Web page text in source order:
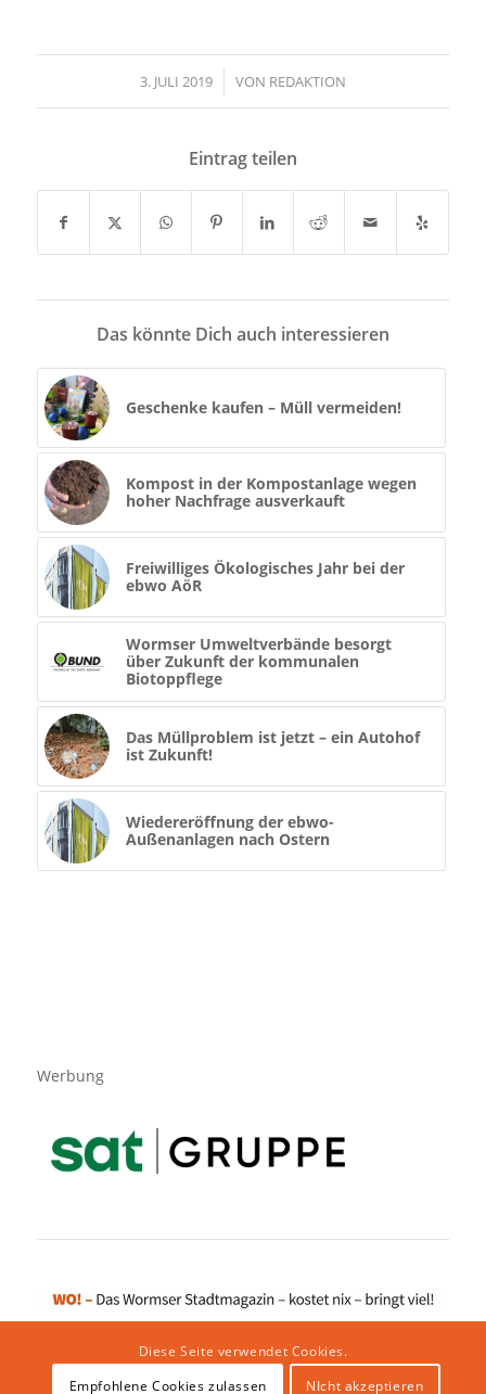
3. JULI 2019
/ VON REDAKTION
Eintrag teilen
Das könnte Dich auch interessieren
Geschenke kaufen – Müll vermeiden!
Kompost in der Kompostanlage wegen
hoher Nachfrage ausverkauft
Freiwilliges Ökologisches Jahr bei der
ebwo AöR
Wormser Umweltverbände besorgt
über Zukunft der kommunalen
Biotoppflege
Das Müllproblem ist jetzt – ein Autohof
ist Zukunft!
Wiedereröffnung der ebwo-
Außenanlagen nach Ostern
Werbung
Diese Seite verwendet Cookies.
Empfohlene Cookies zulassen
NIcht akzeptieren